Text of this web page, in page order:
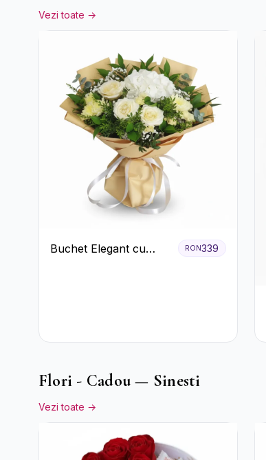
Vezi toate →
Buchet Elegant cu
RON339
Flori - Cadou — Sinesti
Vezi toate →